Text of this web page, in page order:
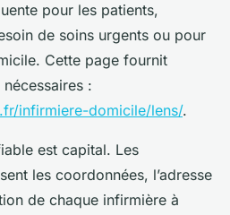
pour les patients,
de soins urgents ou pour
Cette page fournit
:
infirmiere-domicile/lens/.
est capital. Les
les coordonnées, l’adresse
de chaque infirmière à